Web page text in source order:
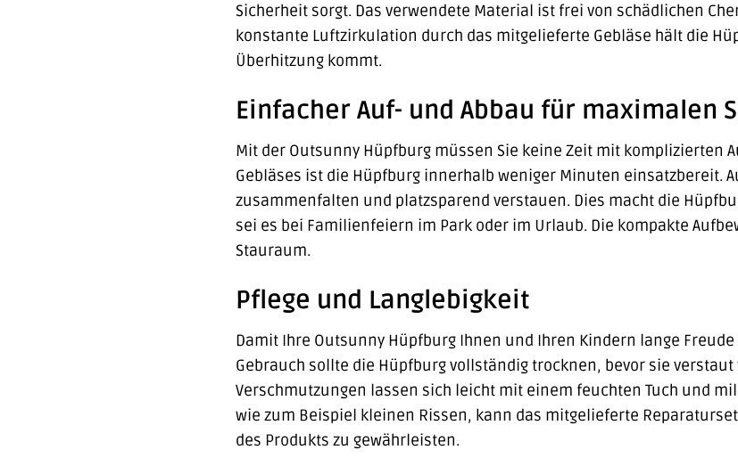
Sicherheit sorgt. Das verwendete Material ist frei von schädlichen
konstante Luftzirkulation durch das mitgelieferte Gebläse hält die
Überhitzung kommt.
Einfacher Auf- und Abbau für maximalen
Mit der Outsunny Hüpfburg müssen Sie keine Zeit mit komplizierten
Gebläses ist die Hüpfburg innerhalb weniger Minuten einsatzbereit.
zusammenfalten und platzsparend verstauen. Dies macht die
sei es bei Familienfeiern im Park oder im Urlaub. Die kompakte
Stauraum.
Pflege und Langlebigkeit
Damit Ihre Outsunny Hüpfburg Ihnen und Ihren Kindern lange
Gebrauch sollte die Hüpfburg vollständig trocknen, bevor sie
Verschmutzungen lassen sich leicht mit einem feuchten Tuch und
wie zum Beispiel kleinen Rissen, kann das mitgelieferte
des Produkts zu gewährleisten.